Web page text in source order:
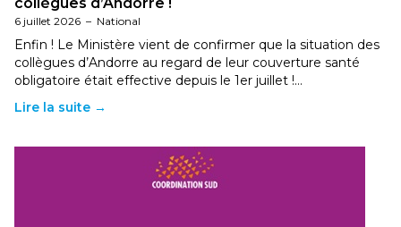
6 juillet 2026 – National
Enfin ! Le Ministère vient de confirmer que la situation des
collègues d’Andorre au regard de leur couverture santé
obligatoire était effective depuis le 1er juillet !…
Lire la suite →